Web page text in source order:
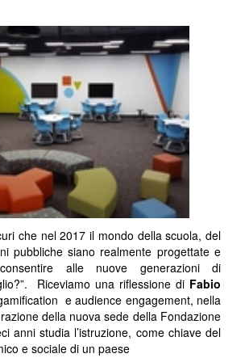
che nel 2017 il mondo della scuola, del
pubbliche siano realmente progettate e
alle nuove generazioni di
Riceviamo una riflessione di Fabio
e audience engagement, nella
della nuova sede della Fondazione
anni studia l’istruzione, come chiave del
e sociale di un paese